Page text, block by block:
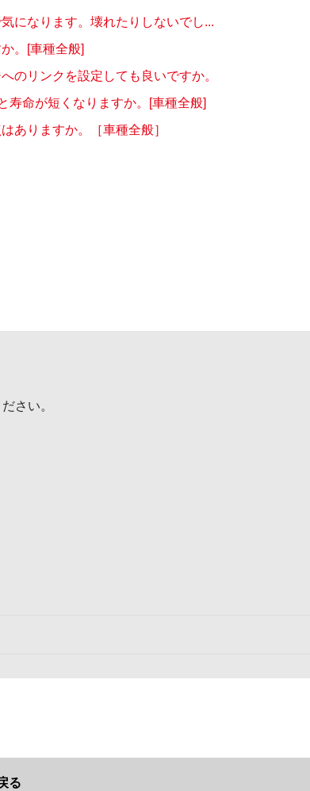
になります。壊れたりしないでし...
。[車種全般]
のリンクを設定しても良いですか。
寿命が短くなりますか。[車種全般]
ありますか。［車種全般］
さい。
る